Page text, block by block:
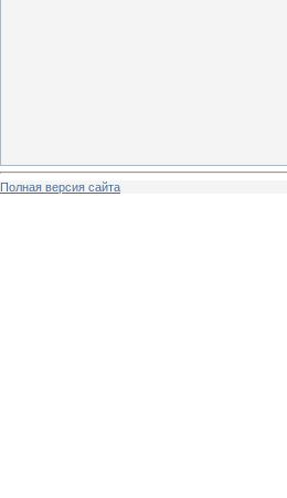
Полная версия сайта